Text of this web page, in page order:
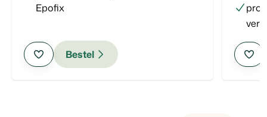
Epofix
Bestel